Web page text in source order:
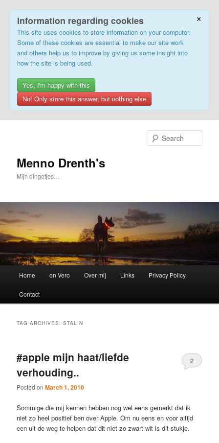
×
Information regarding cookies
This site uses cookies to store information on your computer.
Some of these cookies are essential to make our site work
and others help us to improve by giving us some insight into
how the site is being used.
Yes, I'm happy with this
No! Only store this answer, but nothing else
Menno Drenth's
Mijn dingetjes…
Home on Vero Over mij Links Privacy Policy
Contact
TAG ARCHIVES:STALIN
#apple mijn haat/liefde
verhouding..
Posted onMarch 1, 2010
2
Sommige die mij kennen hebben nog wel eens gemerkt dat ik
niet zo heel positief ben over Apple. Om nu eens en voor altijd
een uit de weg te helpen dat dit niet zo zwart wit is dit stukje.